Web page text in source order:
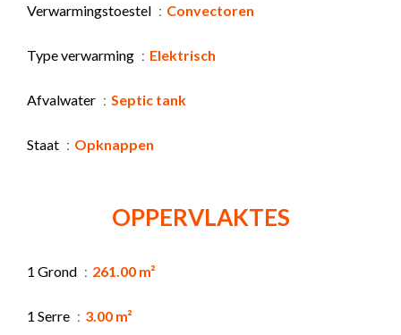
Verwarmingstoestel Convectoren
Type verwarming Elektrisch
Afvalwater Septic tank
Staat Opknappen
OPPERVLAKTES
1 Grond 261.00 m²
1 Serre 3.00 m²